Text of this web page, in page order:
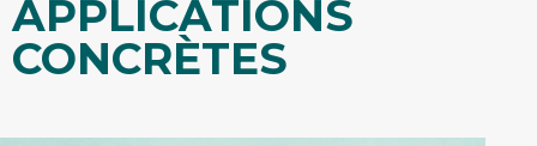
APPLICATIONS
CONCRÈTES